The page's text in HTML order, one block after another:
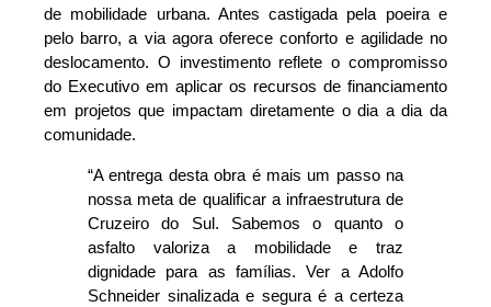
de mobilidade urbana. Antes castigada pela poeira e
pelo barro, a via agora oferece conforto e agilidade no
deslocamento. O investimento reflete o compromisso
do Executivo em aplicar os recursos de financiamento
em projetos que impactam diretamente o dia a dia da
comunidade.
“A entrega desta obra é mais um passo na
nossa meta de qualificar a infraestrutura de
Cruzeiro do Sul. Sabemos o quanto o
asfalto valoriza a mobilidade e traz
dignidade para as famílias. Ver a Adolfo
Schneider sinalizada e segura é a certeza